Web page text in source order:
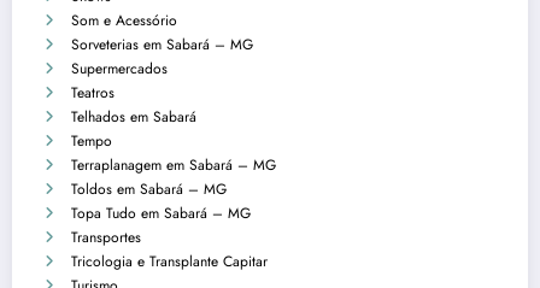
Som e Acessório
Sorveterias em Sabará – MG
Supermercados
Teatros
Telhados em Sabará
Tempo
Terraplanagem em Sabará – MG
Toldos em Sabará – MG
Topa Tudo em Sabará – MG
Transportes
Tricologia e Transplante Capitar